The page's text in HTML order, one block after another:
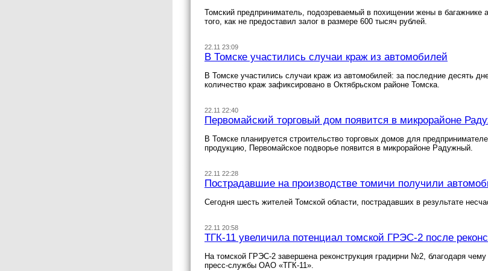
Томский предприниматель, подозреваемый в похищении жены в багажнике
того, как не предоставил залог в размере 600 тысяч рублей.
22.11 23:09
В Томске участились случаи краж из автомобилей
В Томске участились случаи краж из автомобилей: за последние десять
количество краж зафиксировано в Октябрьском районе Томска.
22.11 22:40
Первомайский торговый дом появится в микрорайоне
В Томске планируется строительство торговых домов для
продукцию, Первомайское подворье появится в микрорайоне Радужный.
22.11 22:28
Пострадавшие на производстве томичи получили
Сегодня шесть жителей Томской области, пострадавших в результате
22.11 20:58
ТГК-11 увеличила потенциал томской ГРЭС-2 после
На томской ГРЭС-2 завершена реконструкция градирни №2, благодаря
пресс-службы ОАО «ТГК-11».